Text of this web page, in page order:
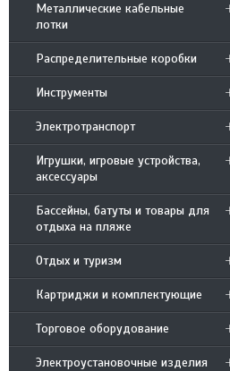
Металлические кабельные
лотки
Распределительные коробки
Инструменты
Электротранспорт
Игрушки, игровые устройства,
аксессуары
Бассейны, батуты и товары для
отдыха на пляже
Отдых и туризм
Картриджи и комплектующие
Торговое оборудование
Электроустановочные изделия